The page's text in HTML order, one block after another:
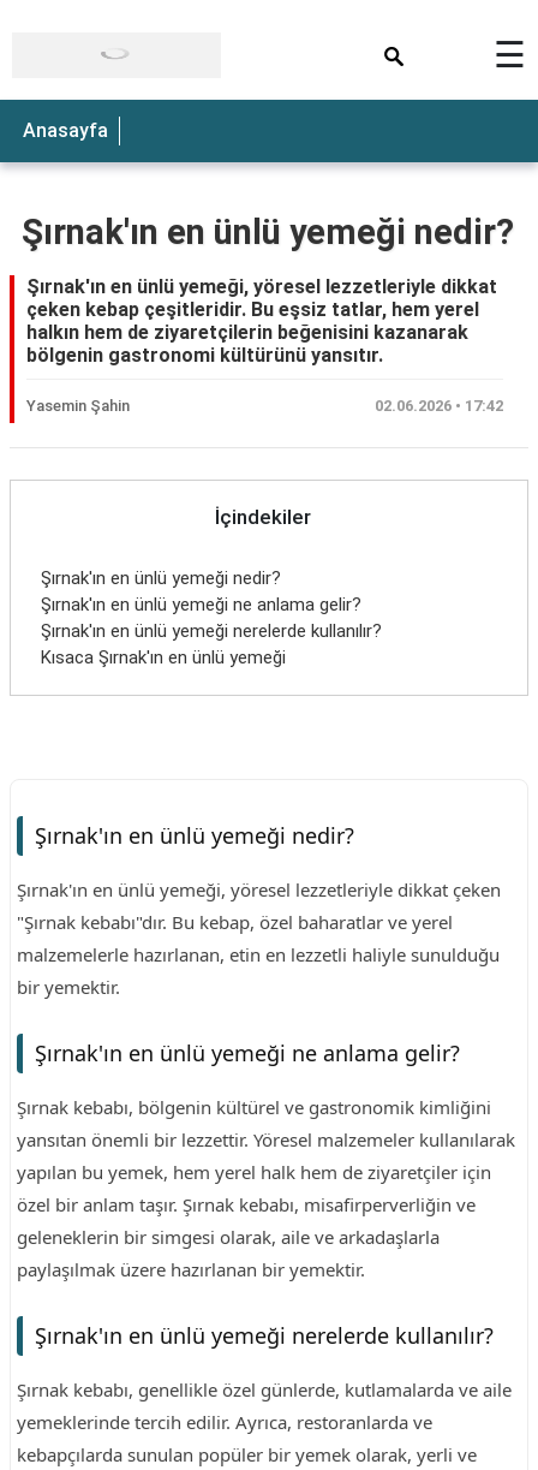
☰
Anasayfa
Şırnak'ın en ünlü yemeği nedir?
Şırnak'ın en ünlü yemeği, yöresel lezzetleriyle dikkat
çeken kebap çeşitleridir. Bu eşsiz tatlar, hem yerel
halkın hem de ziyaretçilerin beğenisini kazanarak
bölgenin gastronomi kültürünü yansıtır.
Yasemin Şahin 02.06.2026 • 17:42
İçindekiler
Şırnak'ın en ünlü yemeği nedir?
Şırnak'ın en ünlü yemeği ne anlama gelir?
Şırnak'ın en ünlü yemeği nerelerde kullanılır?
Kısaca Şırnak'ın en ünlü yemeği
Şırnak'ın en ünlü yemeği nedir?
Şırnak'ın en ünlü yemeği, yöresel lezzetleriyle dikkat çeken
"Şırnak kebabı"dır. Bu kebap, özel baharatlar ve yerel
malzemelerle hazırlanan, etin en lezzetli haliyle sunulduğu
bir yemektir.
Şırnak'ın en ünlü yemeği ne anlama gelir?
Şırnak kebabı, bölgenin kültürel ve gastronomik kimliğini
yansıtan önemli bir lezzettir. Yöresel malzemeler kullanılarak
yapılan bu yemek, hem yerel halk hem de ziyaretçiler için
özel bir anlam taşır. Şırnak kebabı, misafirperverliğin ve
geleneklerin bir simgesi olarak, aile ve arkadaşlarla
paylaşılmak üzere hazırlanan bir yemektir.
Şırnak'ın en ünlü yemeği nerelerde kullanılır?
Şırnak kebabı, genellikle özel günlerde, kutlamalarda ve aile
yemeklerinde tercih edilir. Ayrıca, restoranlarda ve
kebapçılarda sunulan popüler bir yemek olarak, yerli ve